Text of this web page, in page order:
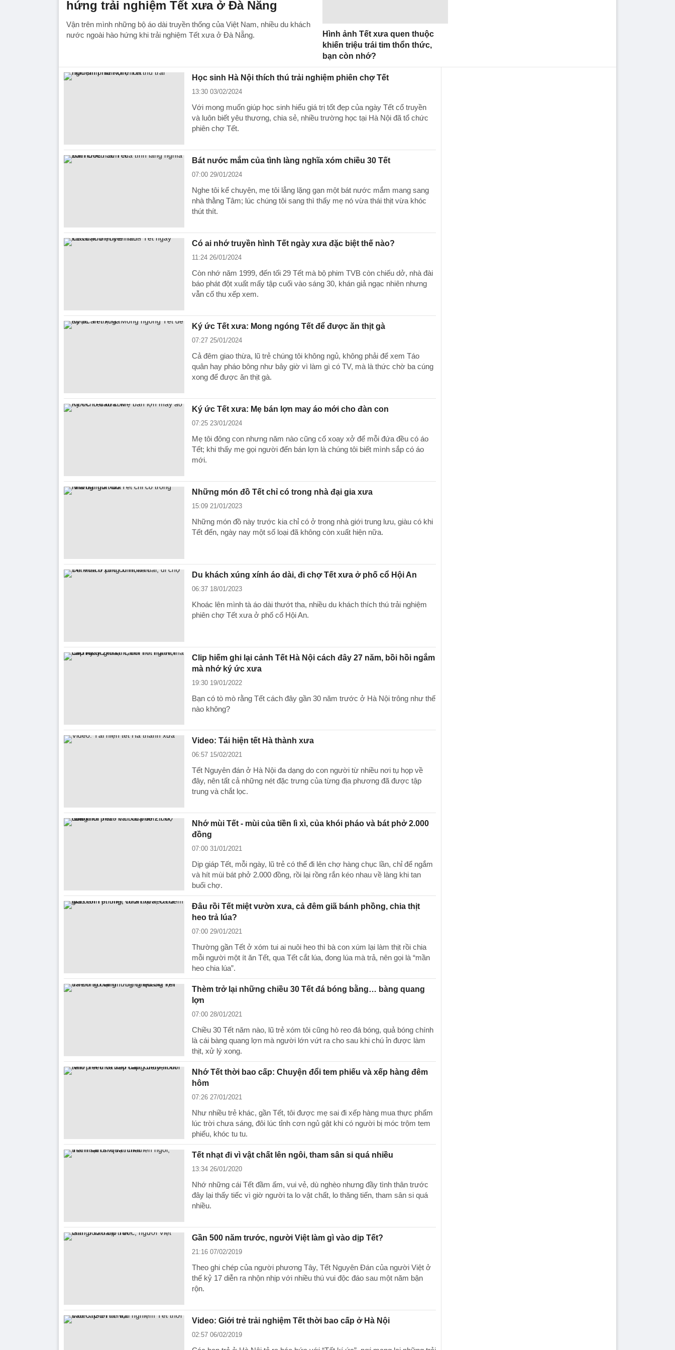
hứng trải nghiệm Tết xưa ở Đà Nẵng
Vận trên mình những bộ áo dài truyền thống của Việt Nam, nhiều du khách
nước ngoài hào hứng khi trải nghiệm Tết xưa ở Đà Nẵng.
Hình ảnh Tết xưa quen thuộc
khiến triệu trái tim thổn thức,
bạn còn nhớ?
Học sinh Hà Nội thích thú trải nghiệm phiên chợ Tết
13:30 03/02/2024
Với mong muốn giúp học sinh hiểu giá trị tốt đẹp của ngày Tết cổ truyền
và luôn biết yêu thương, chia sẻ, nhiều trường học tại Hà Nội đã tổ chức
phiên chợ Tết.
Bát nước mắm của tình làng nghĩa xóm chiều 30 Tết
07:00 29/01/2024
Nghe tôi kể chuyện, mẹ tôi lẳng lặng gạn một bát nước mắm mang sang
nhà thằng Tâm; lúc chúng tôi sang thì thấy mẹ nó vừa thái thịt vừa khóc
thút thít.
Có ai nhớ truyền hình Tết ngày xưa đặc biệt thế nào?
11:24 26/01/2024
Còn nhớ năm 1999, đến tối 29 Tết mà bộ phim TVB còn chiếu dở, nhà đài
báo phát đột xuất mấy tập cuối vào sáng 30, khán giả ngạc nhiên nhưng
vẫn cố thu xếp xem.
Ký ức Tết xưa: Mong ngóng Tết để được ăn thịt gà
07:27 25/01/2024
Cả đêm giao thừa, lũ trẻ chúng tôi không ngủ, không phải để xem Táo
quân hay pháo bông như bây giờ vì làm gì có TV, mà là thức chờ ba cúng
xong để được ăn thịt gà.
Ký ức Tết xưa: Mẹ bán lợn may áo mới cho đàn con
07:25 23/01/2024
Mẹ tôi đông con nhưng năm nào cũng cố xoay xở để mỗi đứa đều có áo
Tết; khi thấy mẹ gọi người đến bán lợn là chúng tôi biết mình sắp có áo
mới.
Những món đồ Tết chỉ có trong nhà đại gia xưa
15:09 21/01/2023
Những món đồ này trước kia chỉ có ở trong nhà giới trung lưu, giàu có khi
Tết đến, ngày nay một số loại đã không còn xuất hiện nữa.
Du khách xúng xính áo dài, đi chợ Tết xưa ở phố cổ Hội An
06:37 18/01/2023
Khoác lên mình tà áo dài thướt tha, nhiều du khách thích thú trải nghiệm
phiên chợ Tết xưa ở phố cổ Hội An.
Clip hiếm ghi lại cảnh Tết Hà Nội cách đây 27 năm, bồi hồi ngắm
mà nhớ ký ức xưa
19:30 19/01/2022
Bạn có tò mò rằng Tết cách đây gần 30 năm trước ở Hà Nội trông như thế
nào không?
Video: Tái hiện tết Hà thành xưa
06:57 15/02/2021
Tết Nguyên đán ở Hà Nội đa dạng do con người từ nhiều nơi tụ họp về
đây, nên tất cả những nét đặc trưng của từng địa phương đã được tập
trung và chắt lọc.
Nhớ mùi Tết - mùi của tiền lì xì, của khói pháo và bát phở 2.000
đồng
07:00 31/01/2021
Dịp giáp Tết, mỗi ngày, lũ trẻ có thể đi lên chợ hàng chục lần, chỉ để ngắm
và hít mùi bát phở 2.000 đồng, rồi lại rồng rắn kéo nhau về làng khi tan
buổi chợ.
Đâu rồi Tết miệt vườn xưa, cả đêm giã bánh phồng, chia thịt
heo trả lúa?
07:00 29/01/2021
Thường gần Tết ở xóm tui ai nuôi heo thì bà con xúm lại làm thịt rồi chia
mỗi người một ít ăn Tết, qua Tết cắt lúa, đong lúa mà trả, nên gọi là “mần
heo chia lúa”.
Thèm trở lại những chiều 30 Tết đá bóng bằng… bàng quang
lợn
07:00 28/01/2021
Chiều 30 Tết năm nào, lũ trẻ xóm tôi cũng hò reo đá bóng, quả bóng chính
là cái bàng quang lợn mà người lớn vứt ra cho sau khi chú ỉn được làm
thịt, xử lý xong.
Nhớ Tết thời bao cấp: Chuyện đổi tem phiếu và xếp hàng đêm
hôm
07:26 27/01/2021
Như nhiều trẻ khác, gần Tết, tôi được mẹ sai đi xếp hàng mua thực phẩm
lúc trời chưa sáng, đôi lúc tỉnh cơn ngủ gật khi có người bị móc trộm tem
phiếu, khóc tu tu.
Tết nhạt đi vì vật chất lên ngôi, tham sân si quá nhiều
13:34 26/01/2020
Nhớ những cái Tết đầm ấm, vui vẻ, dù nghèo nhưng đầy tình thân trước
đây lại thấy tiếc vì giờ người ta lo vật chất, lo thăng tiến, tham sân si quá
nhiều.
Gần 500 năm trước, người Việt làm gì vào dịp Tết?
21:16 07/02/2019
Theo ghi chép của người phương Tây, Tết Nguyên Đán của người Việt ở
thế kỷ 17 diễn ra nhộn nhịp với nhiều thú vui độc đáo sau một năm bận
rộn.
Video: Giới trẻ trải nghiệm Tết thời bao cấp ở Hà Nội
02:57 06/02/2019